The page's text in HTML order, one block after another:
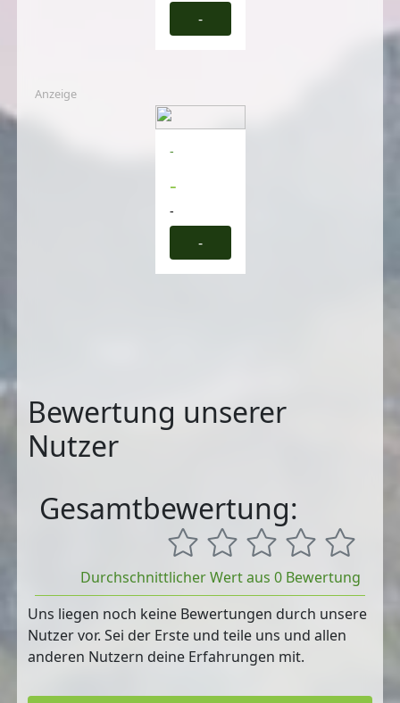
-
Anzeige
-
-
-
-
Bewertung unserer
Nutzer
Gesamtbewertung:
Durchschnittlicher Wert aus 0 Bewertung
Uns liegen noch keine Bewertungen durch unsere
Nutzer vor. Sei der Erste und teile uns und allen
anderen Nutzern deine Erfahrungen mit.